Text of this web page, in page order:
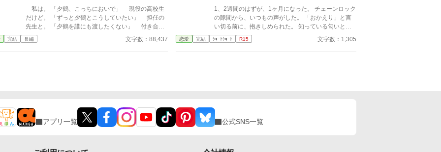
溺愛っぷり、いつまで「家族」で通せるのか？ 甘す
ぎる日常が、悠太の鈍感な理性を溶かし尽くす――最
初からクライマックスの、超高濃度イチャイチャ・ラ
ブコメ、開幕！
私は。 「夕鶴、こっちにおいで」 現役の高校生
だけど。 「ずっと夕鶴とこうしていたい」 担任の
先生と。 「夕鶴を誰にも渡したくない」 付き合っ
ています。 ♡－♡－♡－♡－♡－♡－♡－♡－♡
－♡－♡－♡－♡－♡－♡－♡－♡ 神城夕鶴（か
を出されたら……俺、止められないよ」 そして隼
理くんは……。 ……‼ しゅっ……隼理くん……
っ。 そんなことをされたら……。 隼理くんと過
の人はいったい誰なの、隼理くん。 ドキドキとわ
完結 長編 文字数：88,437
1、2週間のはずが、1ヶ月になった。 チェーンロック
の隙間から、いつもの声がした。 「おかえり」と言
い切る前に、抱きしめられた。 知っている匂いと、
知らない匂いが混じっていた。
恋愛 完結 ｼｮｰﾄｼｮｰﾄ R15 文字数：1,305
アプリ一覧 公式SNS一覧